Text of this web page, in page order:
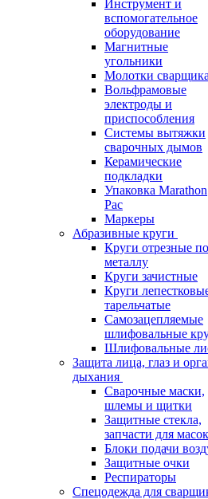
Инструмент и
вспомогательное
оборудование
Магнитные
угольники
Молотки сварщика
Вольфрамовые
электроды и
приспособления
Системы вытяжки
сварочных дымов
Керамические
подкладки
Упаковка Marathon
Pac
Маркеры
Абразивные круги
Круги отрезные по
металлу
Круги зачистные
Круги
тарельчатые
Самозацепляемые
шлифовальные
Шлифовальные
Защита лица, глаз и
дыхания
Сварочные маски,
шлемы и щитки
Защитные стекла,
запчасти для масок
Блоки подачи
Защитные очки
Респираторы
Спецодежда для